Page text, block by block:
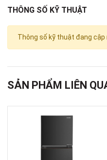
- Với dung tích sử dụng
ứng tốt cho nhu cầu lưu trữ
- 3 người
THÔNG SỐ KỸ THUẬT
Thông số kỹ thuật đang cập
SẢN PHẨM LIÊN